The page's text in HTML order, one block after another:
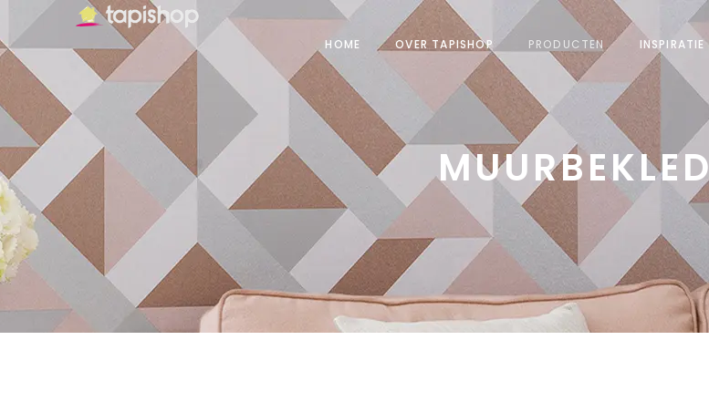
HOME OVER TAPISHOP PRODUCTEN INSPIRATIE